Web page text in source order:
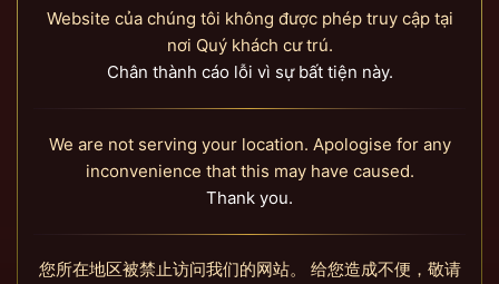
Website của chúng tôi không được phép truy cập tại
nơi Quý khách cư trú.
Chân thành cáo lỗi vì sự bất tiện này.
We are not serving your location. Apologise for any
inconvenience that this may have caused.
Thank you.
您所在地区被禁止访问我们的网站。 给您造成不便，敬请